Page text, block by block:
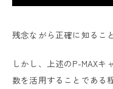
残念ながら正確に知るこ
しかし、上述のP-MAXキ
数を活用することである